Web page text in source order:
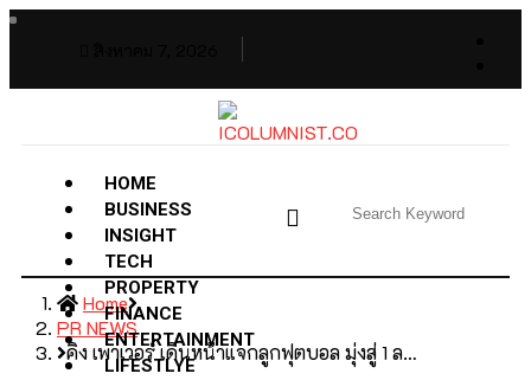
HOME
BUSINESS
INSIGHT
TECH
PROPERTY
FINANCE
ENTERTAINMENT
LIFESTLYE
Home
PR NEWS
คิง เพาเวอร์ เดินหน้าแจกลูกฟุตบอล มุ่งสู่ 1 ล…